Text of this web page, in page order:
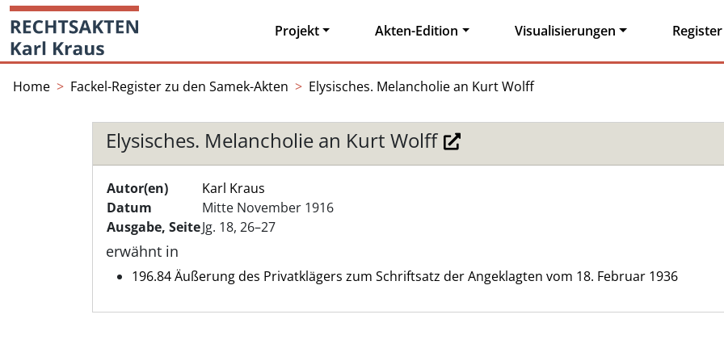
Skip
content
Startseite
Projekt Akten-Edition Visualisierungen Register
Home Fackel-Register zu den Samek-Akten Elysisches. Melancholie an Kurt Wolff
Elysisches. Melancholie an Kurt Wolff
Autor(en)
Karl Kraus
Datum
Mitte November 1916
Ausgabe, SeiteJg. 18, 26–27
erwähnt in
196.84 Äußerung des Privatklägers zum Schriftsatz der Angeklagten vom 18. Februar 1936